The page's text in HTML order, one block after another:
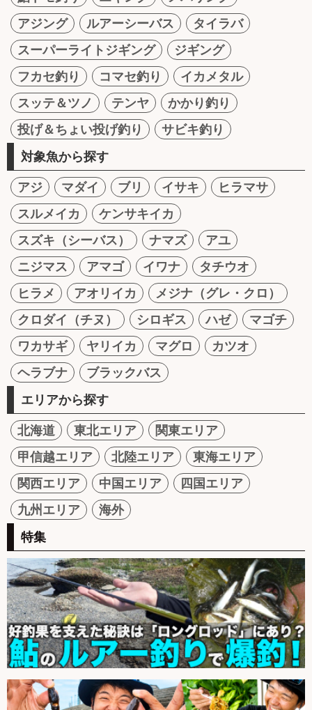
アジング
ルアーシーバス
タイラバ
スーパーライトジギング
ジギング
フカセ釣り
コマセ釣り
イカメタル
スッテ＆ツノ
テンヤ
かかり釣り
投げ＆ちょい投げ釣り
サビキ釣り
対象魚から探す
アジ マダイ ブリ イサキ
ヒラマサ
スルメイカ
ケンサキイカ
スズキ（シーバス）
ナマズ
アユ
ニジマス
アマゴ イワナ
タチウオ
ヒラメ
アオリイカ
メジナ（グレ・クロ）
クロダイ（チヌ）
シロギス ハゼ
マゴチ
ワカサギ
ヤリイカ マグロ
カツオ
ヘラブナ
ブラックバス
エリアから探す
北海道 東北エリア
関東エリア
甲信越エリア
北陸エリア
東海エリア
関西エリア
中国エリア
四国エリア
九州エリア
海外
特集